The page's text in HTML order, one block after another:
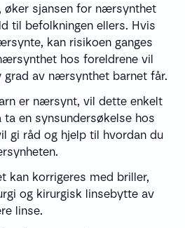
sjansen for nærsynthet
til befolkningen ellers. Hvis
kan risikoen ganges
hos foreldrene vil
grad av nærsynthet barnet får.
er nærsynt, vil dette enkelt
ta en synsundersøkelse hos
gi råd og hjelp til hvordan du
kan korrigeres med briller,
og kirurgisk linsebytte av
linse.